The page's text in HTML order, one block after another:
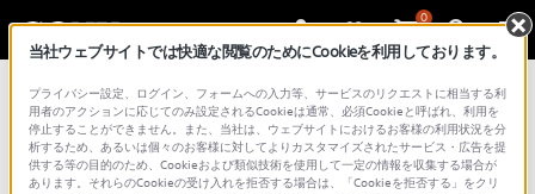
0
総合サポート・お問い合わせ プロフェッショナル／業務用
PH-37
当社ウェブサイトでは快適な閲覧のためにCookieを利用しております。
プライバシー設定、ログイン、フォームへの入力等、サービスのリクエストに相当する利
用者のアクションに応じてのみ設定されるCookieは通常、必須Cookieと呼ばれ、利用を
停止することができません。また、当社は、ウェブサイトにおけるお客様の利用状況を分
析するため、あるいは個々のお客様に対してよりカスタマイズされたサービス・広告を提
供する等の目的のため、Cookieおよび類似技術を使用して一定の情報を収集する場合が
あります。それらのCookieの受け入れを拒否する場合は、「Cookieを拒否する」をクリ